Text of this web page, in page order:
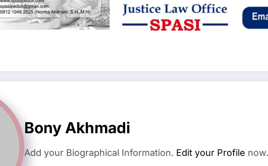
Bony Akhmadi
Add your Biographical Information. Edit your Profile now.